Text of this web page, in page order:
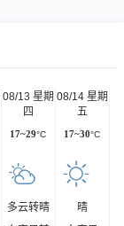
08/13 星期
四
17~29°C
多云转晴
08/14 星期
五
17~30°C
晴